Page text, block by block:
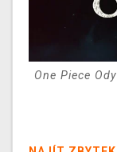
One Piece